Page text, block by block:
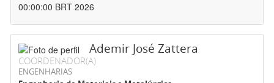
00:00:00 BRT 2026
Ademir José Zattera
COORDENADOR(A)
ENGENHARIAS